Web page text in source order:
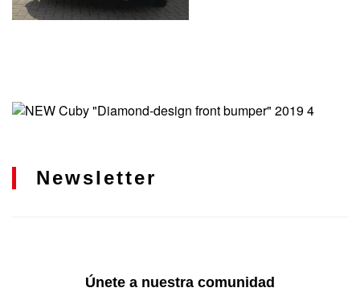
Newsletter
Únete a nuestra comunidad